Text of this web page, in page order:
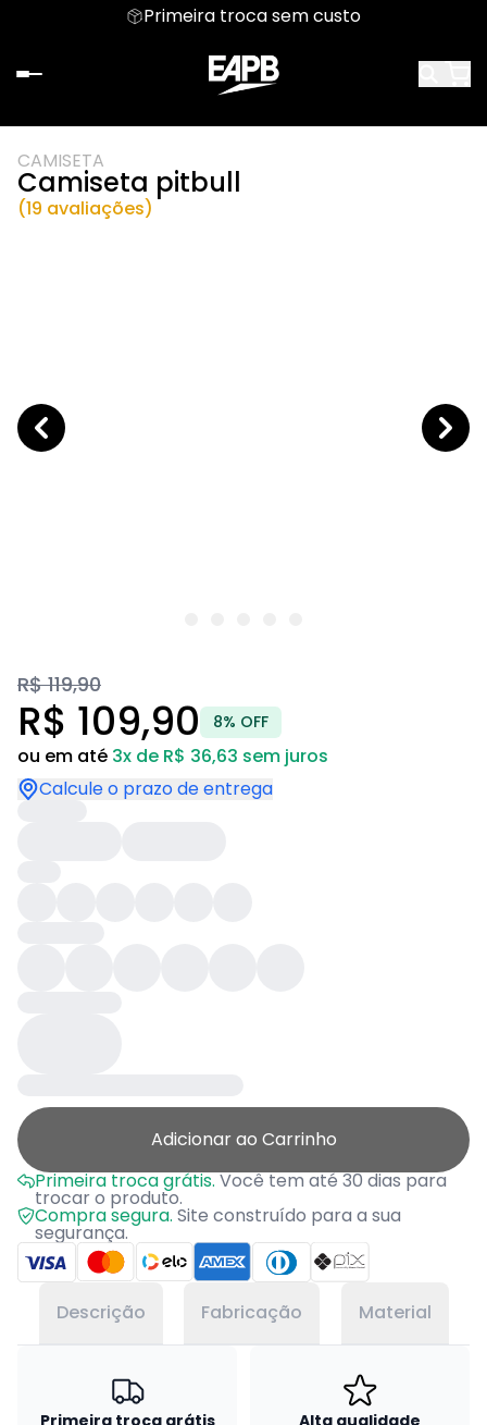
Primeira troca sem custo
CAMISETA
Camiseta pitbull
(19 avaliações)
R$ 119,90
R$ 109,90 8% OFF
ou em até 3x de R$ 36,63 sem juros
Calcule o prazo de entrega
Adicionar ao Carrinho
Primeira troca grátis.Você tem até 30 dias para
trocar o produto.
Compra segura. Site construído para a sua
segurança.
Descrição Fabricação Material